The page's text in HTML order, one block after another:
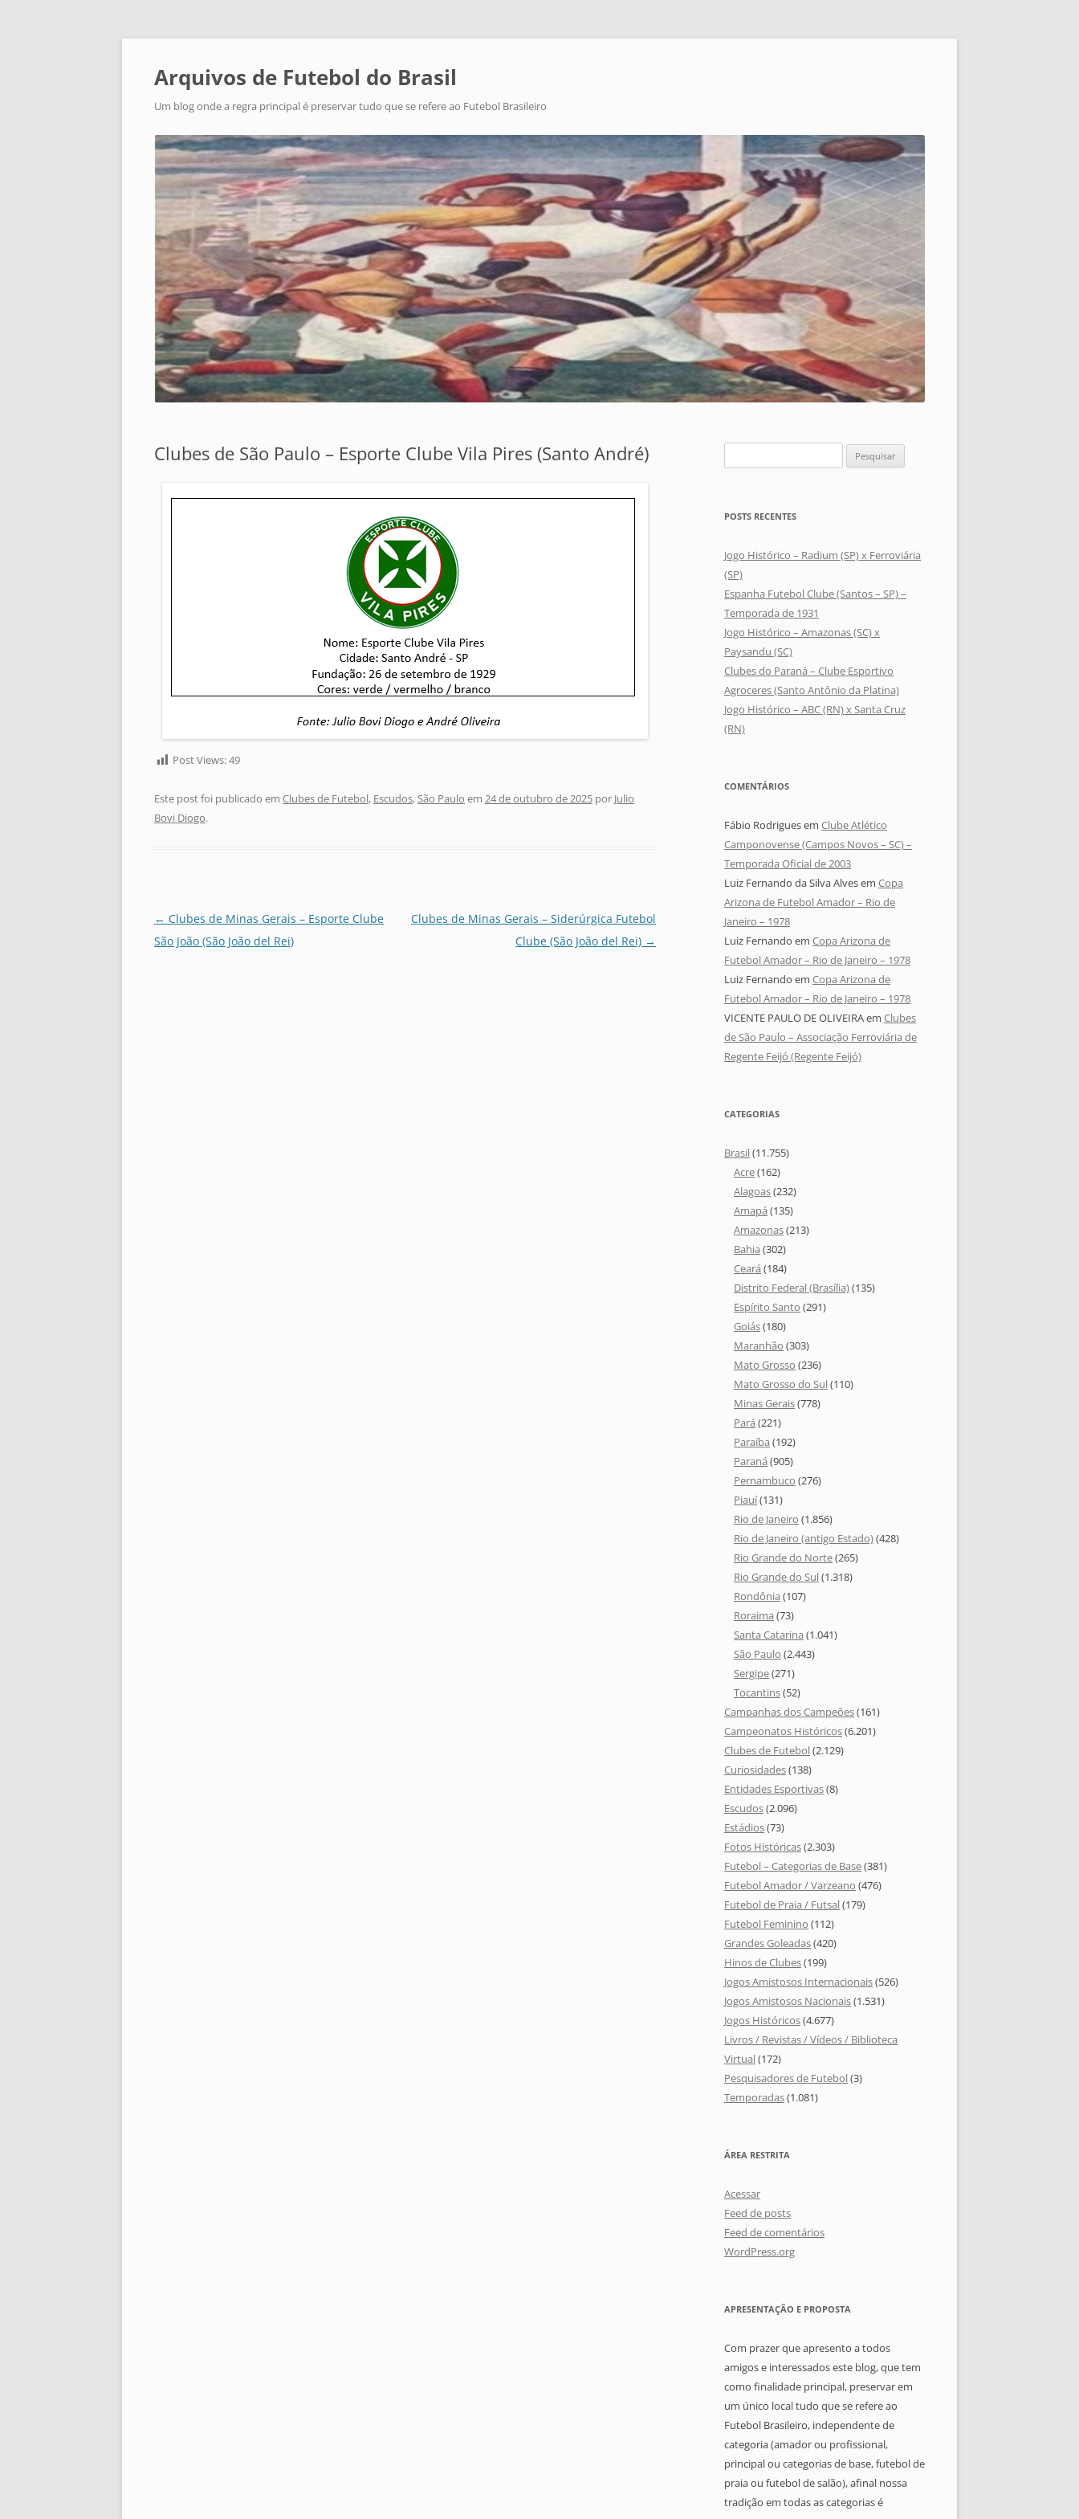
Arquivos de Futebol do Brasil
Um blog onde a regra principal é preservar tudo que se refere ao Futebol Brasileiro
Clubes de São Paulo – Esporte Clube Vila Pires (Santo André)
Post Views:49
Este post foi publicado em Clubes de Futebol, Escudos,São Paulo em 24 de outubro de 2025 por Julio
Bovi Diogo.
Navegação
de
← Clubes de Minas Gerais – Esporte Clube
São João (São João del Rei)
Clubes de Minas Gerais – Siderúrgica Futebol
Clube (São João del Rei) →
por:
POSTS RECENTES
Jogo Histórico – Radium (SP) x Ferroviária
(SP)
Espanha Futebol Clube (Santos – SP) –
Temporada de 1931
Jogo Histórico – Amazonas (SC) x
Paysandu (SC)
Clubes do Paraná – Clube Esportivo
Agroceres (Santo Antônio da Platina)
Jogo Histórico – ABC (RN) x Santa Cruz
(RN)
COMENTÁRIOS
Fábio Rodriguesem Clube Atlético
Camponovense (Campos Novos – SC) –
Temporada Oficial de 2003
Luiz Fernando da Silva Alvesem Copa
Arizona de Futebol Amador – Rio de
Janeiro – 1978
Luiz Fernando em Copa Arizona de
Futebol Amador – Rio de Janeiro – 1978
Luiz Fernando em Copa Arizona de
Futebol Amador – Rio de Janeiro – 1978
VICENTE PAULO DE OLIVEIRAem Clubes
de São Paulo – Associação Ferroviária de
Regente Feijó (Regente Feijó)
CATEGORIAS
Brasil(11.755)
Acre(162)
Alagoas(232)
Amapá (135)
Amazonas(213)
Bahia (302)
Ceará (184)
Distrito Federal (Brasília)(135)
Espírito Santo (291)
Goiás(180)
Maranhão (303)
Mato Grosso (236)
Mato Grosso do Sul(110)
Minas Gerais(778)
Pará (221)
Paraíba (192)
Paraná (905)
Pernambuco (276)
Piauí(131)
Rio de Janeiro (1.856)
Rio de Janeiro (antigo Estado)(428)
Rio Grande do Norte(265)
Rio Grande do Sul(1.318)
Rondônia (107)
Roraima (73)
Santa Catarina (1.041)
São Paulo (2.443)
Sergipe(271)
Tocantins(52)
Campanhas dos Campeões(161)
Campeonatos Históricos(6.201)
Clubes de Futebol(2.129)
Curiosidades(138)
Entidades Esportivas(8)
Escudos(2.096)
Estádios(73)
Fotos Históricas(2.303)
Futebol – Categorias de Base(381)
Futebol Amador / Varzeano (476)
Futebol de Praia / Futsal(179)
Futebol Feminino (112)
Grandes Goleadas(420)
Hinos de Clubes(199)
Jogos Amistosos Internacionais(526)
Jogos Amistosos Nacionais(1.531)
Jogos Históricos(4.677)
Livros / Revistas / Vídeos / Biblioteca
Virtual(172)
Pesquisadores de Futebol(3)
Temporadas(1.081)
ÁREA RESTRITA
Acessar
Feed de posts
Feed de comentários
WordPress.org
APRESENTAÇÃO E PROPOSTA
Com prazer que apresento a todos
amigos e interessados este blog, que tem
como finalidade principal, preservar em
um único local tudo que se refere ao
Futebol Brasileiro, independente de
categoria (amador ou profissional,
principal ou categorias de base, futebol de
praia ou futebol de salão), afinal nossa
tradição em todas as categorias é